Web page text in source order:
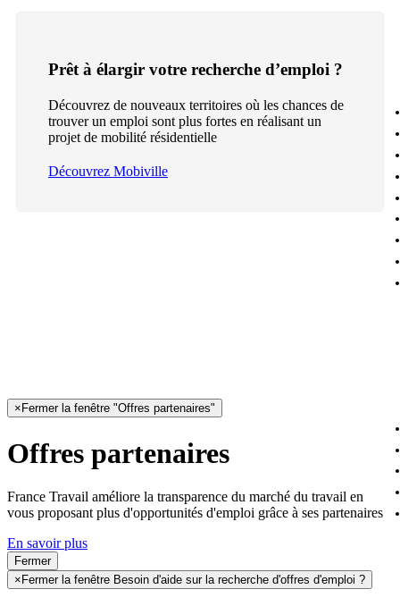
Prêt à élargir votre recherche d’emploi ?
Découvrez de nouveaux territoires où les chances de
trouver un emploi sont plus fortes en réalisant un
projet de mobilité résidentielle
Découvrez Mobiville
× Fermer la fenêtre "Offres partenaires"
Offres partenaires
France Travail améliore la transparence du marché du travail en
vous proposant plus d'opportunités d'emploi grâce à ses partenaires
En savoir plus
Fermer
× Fermer la fenêtre Besoin d'aide sur la recherche d'offres d'emploi ?